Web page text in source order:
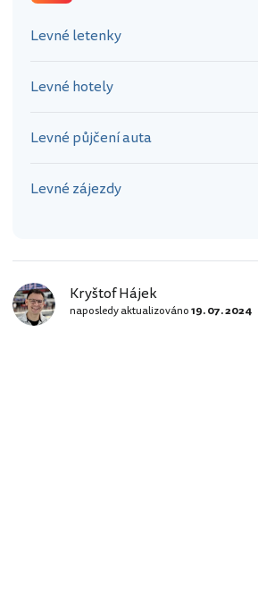
Levné letenky
Levné hotely
Levné půjčení auta
Levné zájezdy
Kryštof Hájek
naposledy aktualizováno19. 07. 2024